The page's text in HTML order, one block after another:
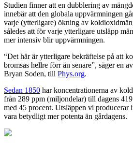
Studien finner att en dubblering av
innebär att den globala uppvärmningen
varje (ytterligare) ökning av
således att för varje ytterligare utsläpp
mer intensiv blir uppvärmningen.
“Det här är ytterligare bekräftelse på att
bromsas hellre förr än senare”, säger en
Bryan Soden, till Phys.org.
Sedan 1850 har koncentrationerna av
från 289 ppm (miljondelar) till dagens
med 45 procent. Utsläppen vi producerar
vara betydligt mer potenta än gårdagens.